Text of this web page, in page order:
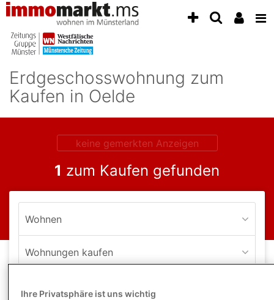
Accessibility
aktivieren
zur
zum
Inhalt
zum
Erdgeschosswohnung zum
Kaufen in Oelde
keine gemerkten Anzeigen
1 zum Kaufen gefunden
Wohnen
Wohnungen kaufen
Ihre Privatsphäre ist uns wichtig